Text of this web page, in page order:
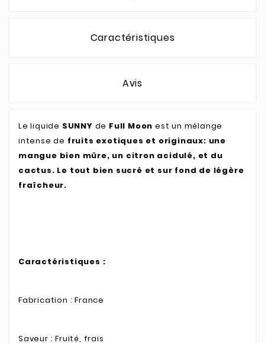
Caractéristiques
Avis
Le liquide SUNNY de Full Moon est un mélange
intense de fruits exotiques et originaux: une
mangue bien mûre, un citron acidulé, et du
cactus. Le tout bien sucré et sur fond de légère
fraîcheur.
Caractéristiques :
Fabrication : France
Saveur : Fruité, frais